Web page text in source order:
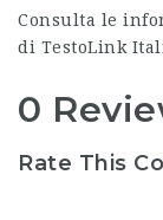
Consulta le
di TestoLink
0
Rate This